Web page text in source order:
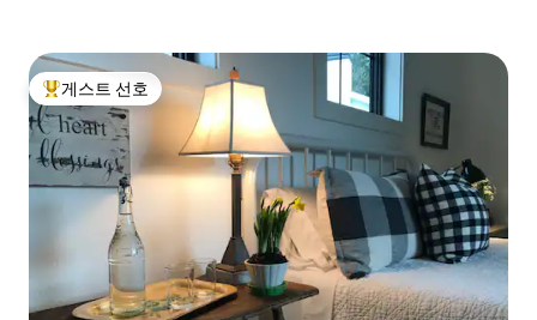
상위 게스트 선호
게스트 선호